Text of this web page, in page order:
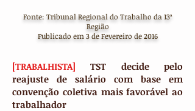
Fonte: Tribunal Regional do Trabalho da 13ª
Região
Publicado em 3 de Fevereiro de 2016
[TRABALHISTA]TST decide pelo
reajuste de salário com base em
convenção coletiva mais favorável ao
trabalhador